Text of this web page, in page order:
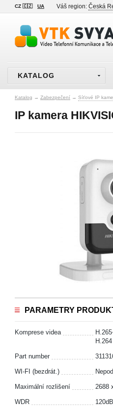
CZ 🇨🇿 UA Váš region: Česká
KATALOG
Katalog → Zabezpečení → Síťové IP
IP kamera
PARAMETRY
Komprese videa
H.264
Part number
WI-FI (bezdrát.)
Maximální rozlišení 2688
WDR